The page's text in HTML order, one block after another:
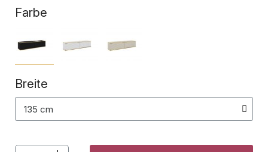
Farbe
Breite